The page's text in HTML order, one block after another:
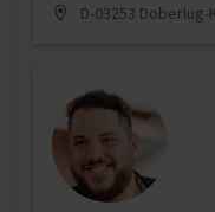
D-03253 Doberlug-